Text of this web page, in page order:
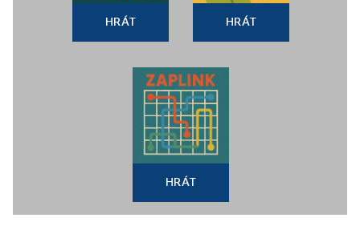
HRÁT HRÁT
HRÁT